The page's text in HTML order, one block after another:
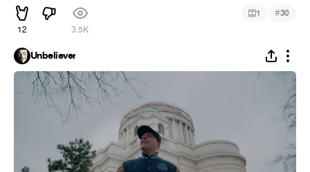
12 3.5K
1 #30
Unbeliever